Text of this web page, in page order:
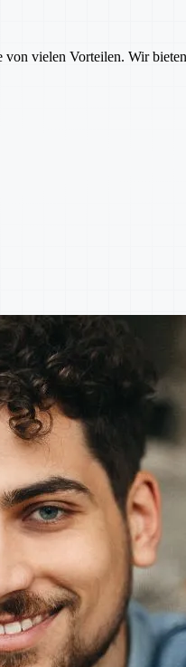
vielen Vorteilen. Wir